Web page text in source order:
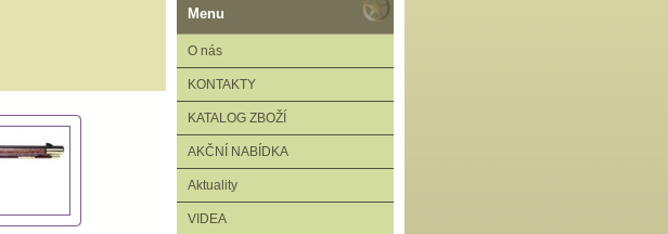
Menu
O nás
KONTAKTY
KATALOG ZBOŽÍ
AKČNÍ NABÍDKA
Aktuality
VIDEA